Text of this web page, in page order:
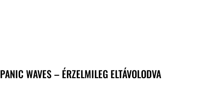
PANIC WAVES – ÉRZELMILEG ELTÁVOLODVA